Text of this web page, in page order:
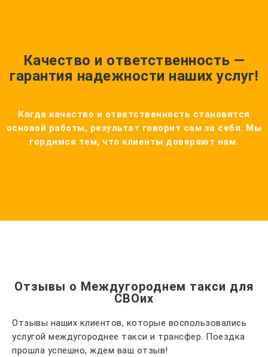
Качество и ответственность —
гарантия надежности наших услуг!
Когда качество и ответственность становятся
основой работы, результат говорит сам за себя. Мы
гордимся тем, что клиенты доверяют нам.
Отзывы о Междугороднем такси для
СВОих
Отзывы наших клиентов, которые воспользовались
услугой междугороднее такси и трансфер. Поездка
прошла успешно, ждем ваш отзыв!